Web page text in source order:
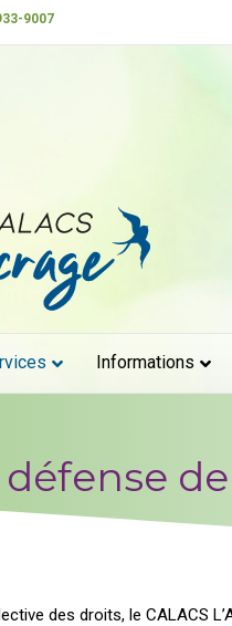
9007
Informations
des droits, le CALACS